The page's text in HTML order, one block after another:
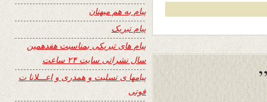
پیام به هم میهنان
پیام تبریک
پیام های تبریکی بمناسبت هفدهمین
سال نشراتی سایت ۲۴ ساعت
پیامها ی تسلیت و همدری و اعـــلانا ت
فوتی